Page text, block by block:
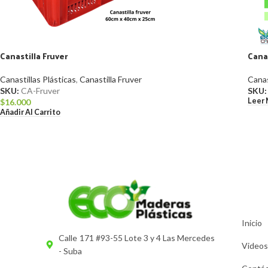
Canastilla Fruver
Canastillas Plásticas, Canastilla Fruver
SKU: CA-Fruver
$16.000
Añadir Al Carrito
SKU:
Leer
Calle 171 #93-55 Lote 3 y 4 Las Mercedes
- Suba
Inicio
Videos